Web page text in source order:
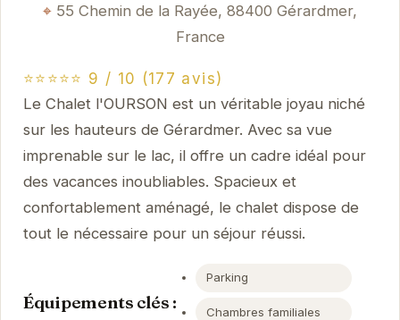
55 Chemin de la Rayée, 88400 Gérardmer,
France
⭐⭐⭐⭐⭐ 9 / 10 (177 avis)
Le Chalet l'OURSON est un véritable joyau niché
sur les hauteurs de Gérardmer. Avec sa vue
imprenable sur le lac, il offre un cadre idéal pour
des vacances inoubliables. Spacieux et
confortablement aménagé, le chalet dispose de
tout le nécessaire pour un séjour réussi.
Équipements clés :
Parking
Chambres familiales